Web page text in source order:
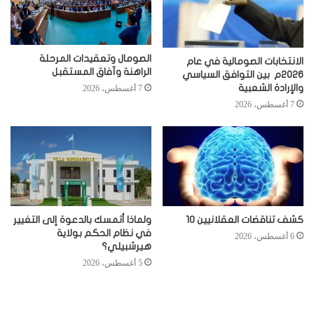
الانتخابات الصومالية في عام
2026م بين التوافق السياسي
والإرادة الشعبية
7 أغسطس، 2026
الصومال وتعقيدات المرحلة
الراهنة وآفاق المستقبل
7 أغسطس، 2026
كشف تناقضات العقلانيين 10
6 أغسطس، 2026
ولماذا أتمسك بالدعوة إلى التغيير
في نظام الحكم بولاية
هيرشبيلي؟
5 أغسطس، 2026